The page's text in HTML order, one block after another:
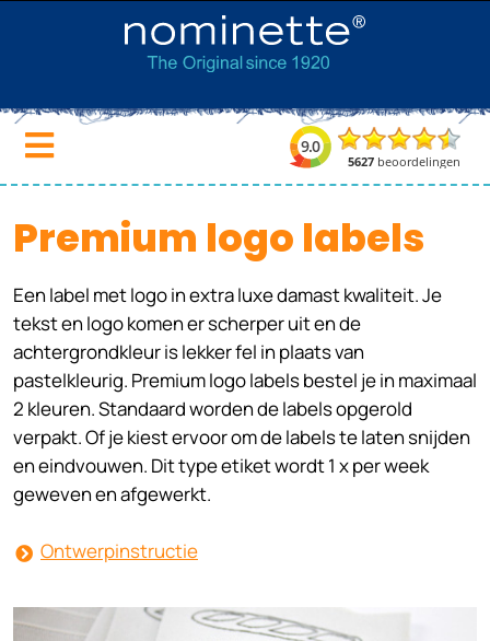
Premium logo labels
Een label met logo in extra luxe damast kwaliteit. Je
tekst en logo komen er scherper uit en de
achtergrondkleur is lekker fel in plaats van
pastelkleurig. Premium logo labels bestel je in maximaal
2 kleuren.Standaard worden de labels opgerold
verpakt. Of je kiest ervoor om de labels te laten snijden
en eindvouwen. Dit type etiket wordt 1 x per week
geweven en afgewerkt.
Ontwerpinstructie